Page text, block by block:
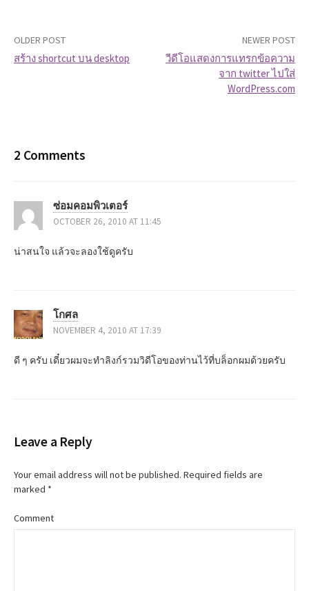
n
a
v
g
a
t
n
OLDER POST
สร้าง shortcut บน desktop
NEWER POST
วีดีโอแสดงการแทรกข้อความ
จาก twitter ไปใส่
WordPress.com
2 Comments
ซ่อมคอมพิวเตอร์
OCTOBER 26, 2010 AT 11:45
น่าสนใจ แล้วจะลองใช้ดูครับ
โกศล
NOVEMBER 4, 2010 AT 17:39
ดี ๆ ครับ เดี๋ยวผมจะทำลิงก์รวมวิดีโอของท่านไว้ที่บล็อกผมด้วยครับ
Leave a Reply
Your email address will not be published. Required fields are
marked *
Comment